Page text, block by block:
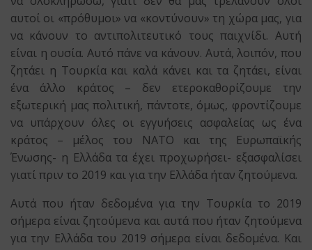
αυτοί οι «πρόθυμοι» να «κοντύνουν» τη χώρα μας, για
να κάνουν το αντιπολιτευτικό τους παιχνίδι. Αυτή
είναι η ουσία. Αυτό πάνε να κάνουν. Αυτά, λοιπόν, που
ζητάει η Τουρκία και καλά κάνει και τα ζητάει, είναι
ένα άλλο κράτος – δεν ετεροκαθορίζουμε την
εξωτερική μας πολιτική, πάντοτε, όμως, φροντίζουμε
να υπάρχουν όλες οι εγγυήσεις ασφαλείας ως ένα
κράτος – μέλος του ΝΑΤΟ και της Ευρωπαϊκής
Ένωσης- η Ελλάδα τα έχει προχωρήσει- εξασφαλίσει
γιατί πριν το 2019 και για την Ελλάδα ήταν ζητούμενα.
Αυτά που ήταν δεδομένα για την Τουρκία το 2019
σήμερα είναι ζητούμενα και αυτά που ήταν ζητούμενα
για την Ελλάδα του 2019 σήμερα είναι δεδομένα. Και